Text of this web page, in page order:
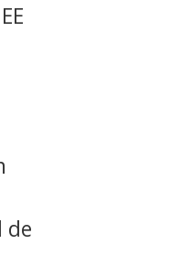
de